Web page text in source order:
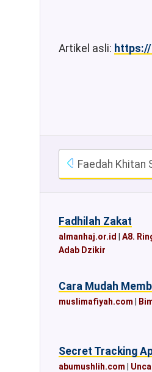
Artikel asli:
Faedah Khitan
Fadhilah Zakat
almanhaj.or.id
A8.
Adab Dzikir
Cara Mudah
muslimafiyah.com
Secret Tracking
abumushlih.com